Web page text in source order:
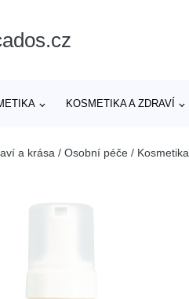
KOSMETIKA A ZDRAVÍ
a krása / Osobní péče / Kosmetika